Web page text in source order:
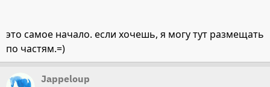
это самое начало. если хочешь, я могу тут размещать
по частям.=)
Jappeloup